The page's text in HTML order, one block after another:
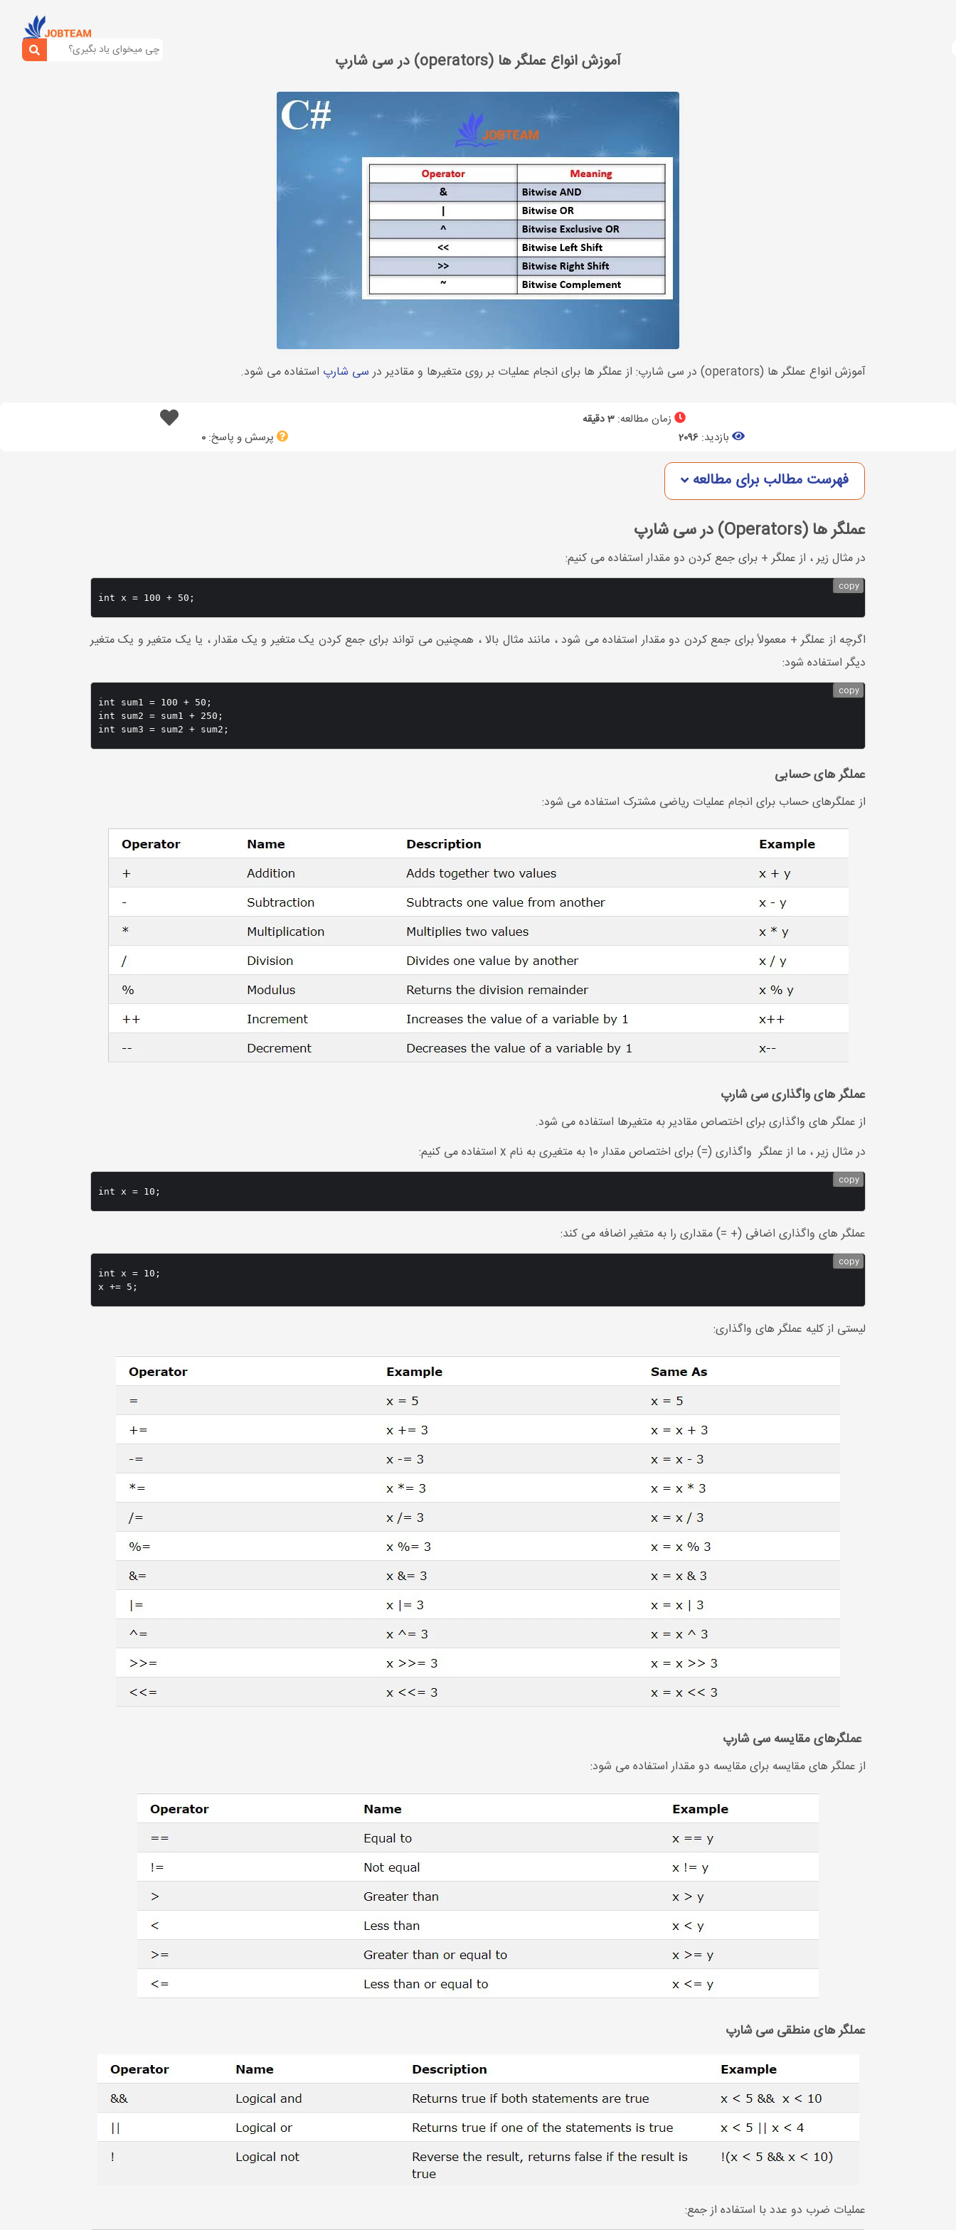
آموزش انواع عملگر ها (operators) در سی شارپ
آموزش انواع عملگر ها (operators) در سی شارپ: از عملگر ها برای انجام عملیات بر روی متغیرها و مقادیر در سی شارپ استفاده می شود.
زمان مطالعه:3 دقیقه
بازدید: 2096 پرسش و پاسخ:0
فهرست مطالب برای مطالعه
عملگر ها (Operators) در سی شارپ
در مثال زیر ، از عملگر + برای جمع کردن دو مقدار استفاده می کنیم:
int x = 100 + 50;
copy
اگرچه از عملگر + معمولاً برای جمع کردن دو مقدار استفاده می شود ، مانند مثال بالا ، همچنین می تواند برای جمع کردن یک متغیر و یک مقدار ، یا یک متغیر و یک متغیر
دیگر استفاده شود:
int sum1 = 100 + 50;
int sum2 = sum1 + 250;
int sum3 = sum2 + sum2;
copy
عملگر های حسابی
از عملگرهای حساب برای انجام عملیات ریاضی مشترک استفاده می شود:
عملگر های واگذاری سی شارپ
از عملگر های واگذاری برای اختصاص مقادیر به متغیرها استفاده می شود.
در مثال زیر ، ما از عملگر واگذاری (=) برای اختصاص مقدار 10 به متغیری به نام x استفاده می کنیم:
int x = 10;
copy
عملگر های واگذاری اضافی (+ =) مقداری را به متغیر اضافه می کند:
int x = 10;
x += 5;
copy
لیستی از کلیه عملگر های واگذاری:
عملگرهای مقایسه سی شارپ
از عملگر های مقایسه برای مقایسه دو مقدار استفاده می شود:
عملگر های منطقی سی شارپ
عملیات ضرب دو عدد با استفاده از جمع: